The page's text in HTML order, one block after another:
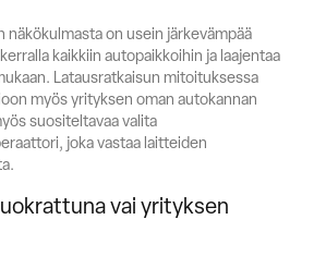
näkökulmasta on usein järkevämpää
kaikkiin autopaikkoihin ja laajentaa
Latausratkaisun mitoituksessa
myös yrityksen oman autokannan
suositeltavaa valita
joka vastaa laitteiden
vai yrityksen